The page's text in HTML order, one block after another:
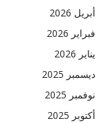
أبريل 2026
فبراير 2026
يناير 2026
ديسمبر 2025
نوفمبر 2025
أكتوبر 2025